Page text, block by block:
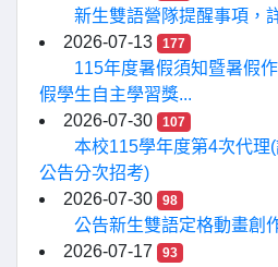
新生雙語營隊提醒事項，
2026-07-13
177
115年度暑假須知暨暑假
假學生自主學習獎...
2026-07-30
107
本校115學年度第4次代理
公告分次招考)
2026-07-30
98
公告新生雙語定格動畫創
2026-07-17
93